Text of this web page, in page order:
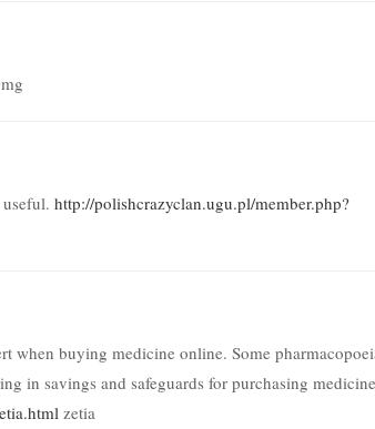
http://polishcrazyclan.ugu.pl/member.php?
when buying medicine online. Some
in savings and safeguards for purchasing
zetia